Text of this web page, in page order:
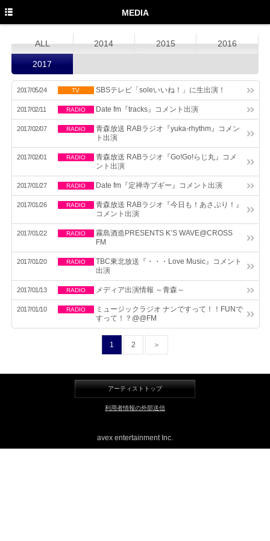
MEDIA
ALL 2014 2015 2016
2017
2017/05/24 TV SBSテレビ「soleいいね！」に生出演！
2017/02/11 RADIO Date fm『tracks』コメント出演
2017/02/07 RADIO
青森放送 RABラジオ『yuka-rhythm』コメン
ト出演
2017/02/01 RADIO
青森放送 RABラジオ『Go!Go!らじ丸』コメ
ント出演
2017/01/27 RADIO Date fm『定禅寺ブギー』コメント出演
2017/01/26 RADIO
青森放送 RABラジオ『今日も！あさぷり！』
コメント出演
2017/01/22 RADIO
霧島酒造PRESENTS K’S WAVE@CROSS
FM
2017/01/20 RADIO
TBC東北放送『・・・Love Music』コメント
出演
2017/01/13 RADIO メディア出演情報 ～青森～
2017/01/10 RADIO
ミュージックラジオ ナンですって！！FUNで
すって！？@@FM
1 2 ＞
アーティストトップ
利用者情報の外部送信
avex entertainment Inc.
MEDIA
LIVE
DISCOGRAPHY
GOODS
Twitter
Instagram
YouTube
LINE